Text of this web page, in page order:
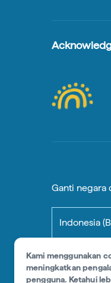
Kami menggunakan
meningkatkan
pengguna. Ketahui
Ganti negara
Indonesia